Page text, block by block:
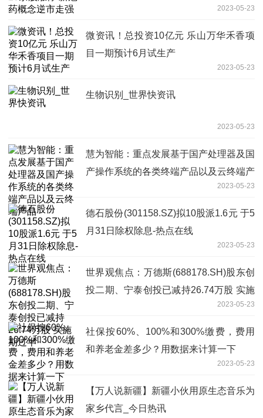
2023-05-23
微资讯！总投资10亿元 乐山万华禾香项
目一期预计6月试生产
2023-05-23
生物识别_世界快资讯
2023-05-23
慧为智能：重点发展基于国产处理器及国
产操作系统的各类终端产品以及云终端产
2023-05-23
德石股份(301158.SZ)拟10股派1.6元 于5
月31日除权除息-热点在线
2023-05-23
世界观焦点：万德斯(688178.SH)股东创
投二期、宁泰创投已减持26.74万股 实施
2023-05-23
社保按60%、100%和300%缴费，费用
和养老金差多少？用数据来计算一下
2023-05-23
【万人说新疆】新疆小伙用原生态音乐为
家乡代言_今日热讯